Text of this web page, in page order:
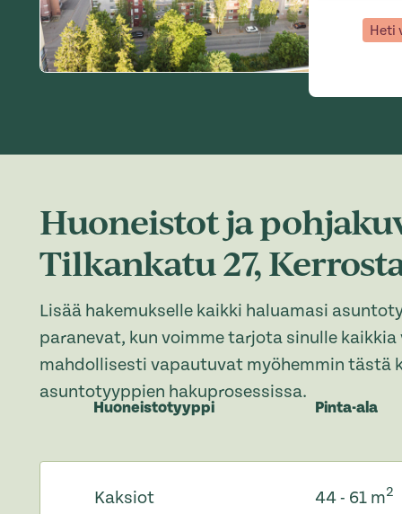
Heti
Huoneistot ja
Tilkankatu 27,
Lisää hakemukselle kaikki haluamasi
paranevat, kun voimme tarjota sinulle
mahdollisesti vapautuvat myöhemmin tästä
asuntotyyppien hakuprosessissa.
Huoneistotyyppi Pinta-ala
Kaksiot 44 - 61 m2